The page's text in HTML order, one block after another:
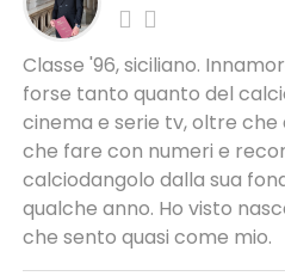
Classe '96, siciliano.
forse tanto quanto del
cinema e serie tv, oltre
che fare con numeri e
calciodangolo dalla sua
qualche anno. Ho visto
che sento quasi come mio.